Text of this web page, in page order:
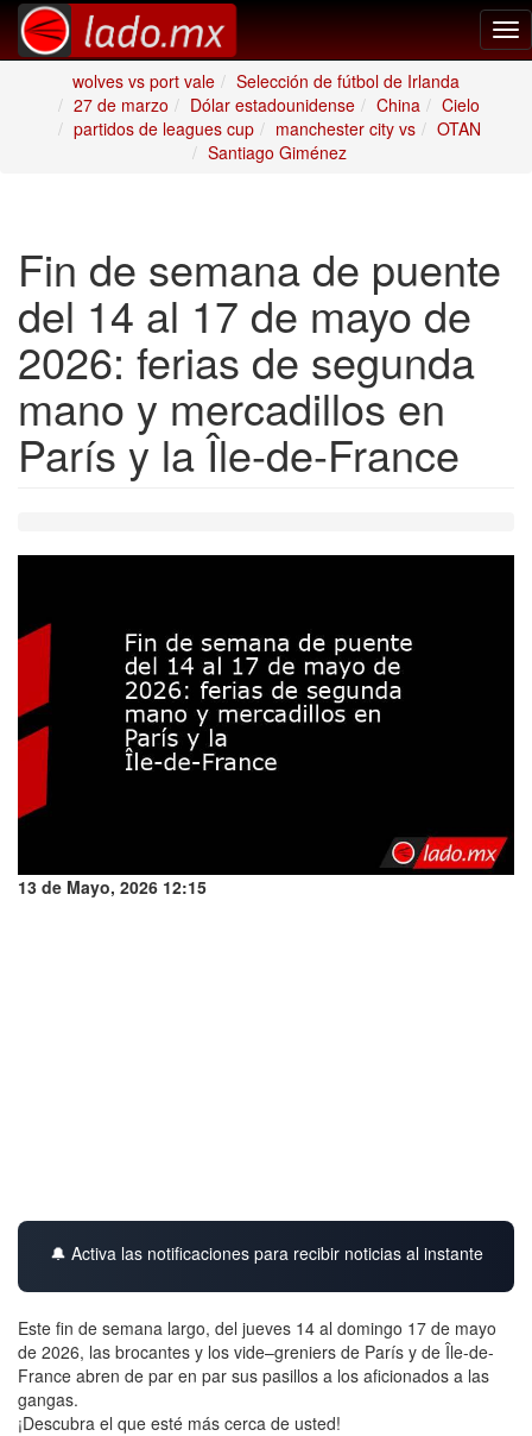
wolves vs port vale
Selección de fútbol de Irlanda
27 de marzo
Dólar estadounidense China
Cielo
partidos de leagues cup
manchester city vs
OTAN
Santiago Giménez
Fin de semana de puente
del 14 al 17 de mayo de
2026: ferias de segunda
mano y mercadillos en
París y la Île-de-France
13 de Mayo, 2026 12:15
🔔 Activa las notificaciones para recibir noticias al instante
Este fin de semana largo, del jueves 14 al domingo 17 de mayo
de 2026, las brocantes y los vide–greniers de París y de Île-de-
France abren de par en par sus pasillos a los aficionados a las
gangas.
¡Descubra el que esté más cerca de usted!